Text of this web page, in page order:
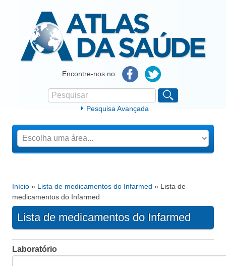
Atlas da SaúdeEncontre-nos no:
Formulário de procura
Pesquisar
Pesquisa Avançada
Está aqui
Início » Lista de medicamentos do Infarmed » Lista de
medicamentos do Infarmed
Lista de medicamentos do Infarmed
Laboratório